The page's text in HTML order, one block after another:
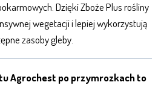
Dzięki Zboże Plus rośliny
wegetacji i lepiej wykorzystują
zasoby gleby.
Agrochest po przymrozkach to